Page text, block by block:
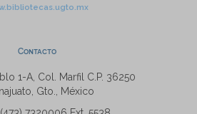
Contacto
1-A, Col. Marfil C.P. 36250
Gto., México